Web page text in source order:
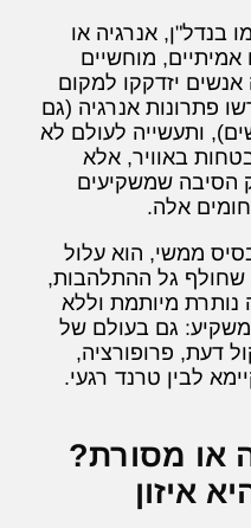
בנדל"ן, אנרגיה או
מוחשיים
גם עוד 50 שנה אנשים יזדקקו למקום
פתרונות אנרגיה (גם
ותעשייה לעולם לא
באוויר, אלא
הסיבה שמשקיעים
אלה.
ממשי, הוא עלול
שחולף גל ההתלהבות,
נותרת מיותמת וללא
משקיע: גם בעולם של
דעת, פרופורציה,
לבין טרנד רגעי.
או מסורת?
איזון